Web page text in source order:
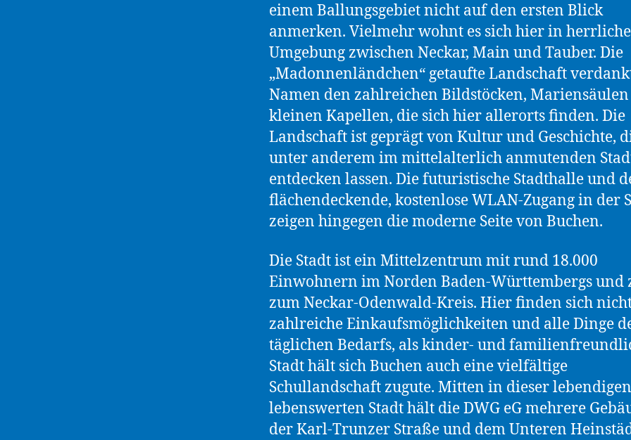
einem Ballungsgebiet nicht auf den ersten Blick
anmerken. Vielmehr wohnt es sich hier in
Umgebung zwischen Neckar, Main und Tauber. Die
„Madonnenländchen“ getaufte Landschaft
Namen den zahlreichen Bildstöcken,
kleinen Kapellen, die sich hier allerorts finden. Die
Landschaft ist geprägt von Kultur und Geschichte,
unter anderem im mittelalterlich anmutenden
entdecken lassen. Die futuristische Stadthalle und
flächendeckende, kostenlose WLAN-Zugang in der
zeigen hingegen die moderne Seite von Buchen.
Die Stadt ist ein Mittelzentrum mit rund 18.000
Einwohnern im Norden Baden-Württembergs und
zum Neckar-Odenwald-Kreis. Hier finden sich
zahlreiche Einkaufsmöglichkeiten und alle Dinge
täglichen Bedarfs, als kinder- und
Stadt hält sich Buchen auch eine vielfältige
Schullandschaft zugute. Mitten in dieser
lebenswerten Stadt hält die DWG eG mehrere
der Karl-Trunzer Straße und dem Unteren